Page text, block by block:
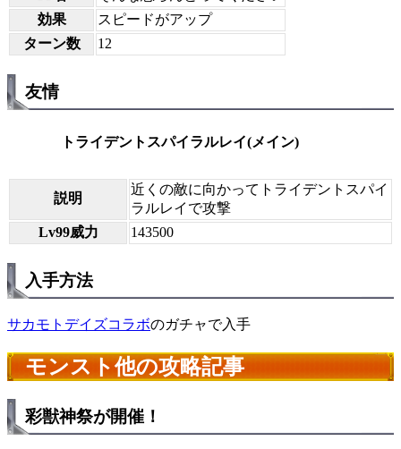
効果
スピードがアップ
ターン数
12
友情
トライデントスパイラルレイ(メイン)
説明
近くの敵に向かってトライデントスパイ
ラルレイで攻撃
Lv99威力
143500
入手方法
サカモトデイズコラボのガチャで入手
モンスト他の攻略記事
彩獣神祭が開催！